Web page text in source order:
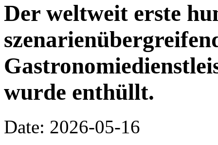
Der weltweit erste
wurde enthüllt.
Date: 2026-05-16